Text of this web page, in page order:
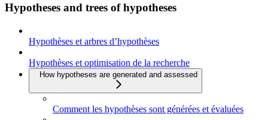
Hypotheses and trees of hypotheses
Hypothèses et arbres d’hypothèses
Hypothèses et optimisation de la recherche
How hypotheses are generated and assessed
Comment les hypothèses sont générées et évaluées